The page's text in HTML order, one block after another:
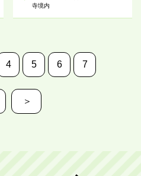
寺境内
4 5 6 7
＞